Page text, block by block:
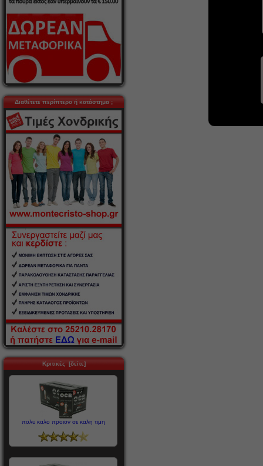
Διαθέτετε περίπτερο ή κατάστημα ;
Κριτικές [δείτε]
πολυ καλο προιον σε καλη τιμη